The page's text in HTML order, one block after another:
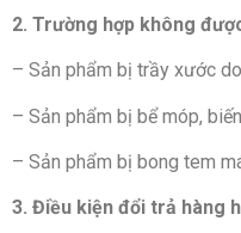
2. Trường hợp không
– Sản phẩm bị trầy xước
– Sản phẩm bị bể móp,
– Sản phẩm bị bong tem
3. Điều kiện đổi trả hàng